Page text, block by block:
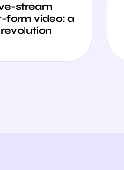
stream
form video: a